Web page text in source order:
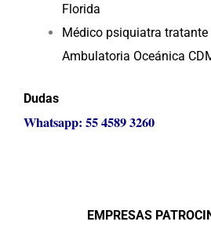
Florida
Médico psiquiatra tratante
Ambulatoria Oceánica
Dudas
Whatsapp: 55 4589 3260
EMPRESAS